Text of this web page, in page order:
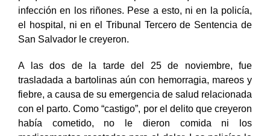
porque los médicos sospechaban que tenía una
infección en los riñones. Pese a esto, ni en la policía,
el hospital, ni en el Tribunal Tercero de Sentencia de
San Salvador le creyeron.
A las dos de la tarde del 25 de noviembre, fue
trasladada a bartolinas aún con hemorragia, mareos y
fiebre, a causa de su emergencia de salud relacionada
con el parto. Como “castigo”, por el delito que creyeron
había cometido, no le dieron comida ni los